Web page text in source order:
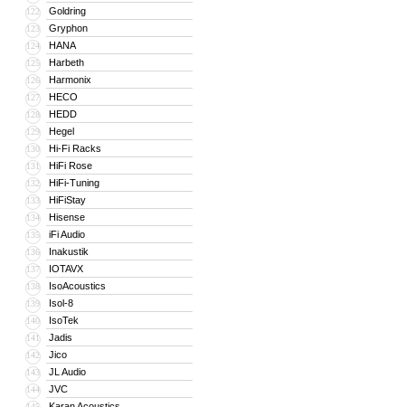
122 Goldring
123 Gryphon
124 HANA
125 Harbeth
126 Harmonix
127 HECO
128 HEDD
129 Hegel
130 Hi-Fi Racks
131 HiFi Rose
132 HiFi-Tuning
133 HiFiStay
134 Hisense
135 iFi Audio
136 Inakustik
137 IOTAVX
138 IsoAcoustics
139 Isol-8
140 IsoTek
141 Jadis
142 Jico
143 JL Audio
144 JVC